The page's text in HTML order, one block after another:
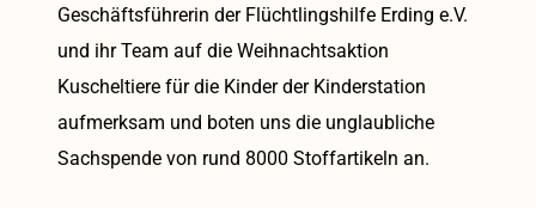
Geschäftsführerin der Flüchtlingshilfe Erding e.V.
und ihr Team auf die Weihnachtsaktion
Kuscheltiere für die Kinder der Kinderstation
aufmerksam und boten uns die unglaubliche
Sachspende von rund 8000 Stoffartikeln an.